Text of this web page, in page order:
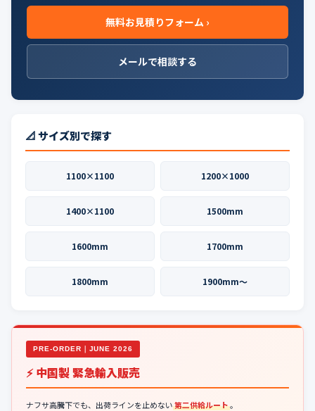
無料お見積りフォーム ›
メールで相談する
📐 サイズ別で探す
1100×1100 1200×1000
1400×1100 1500mm
1600mm 1700mm
1800mm 1900mm〜
PRE-ORDER｜JUNE 2026
⚡ 中国製 緊急輸入販売
ナフサ高騰下でも、出荷ラインを止めない第二供給ルート。